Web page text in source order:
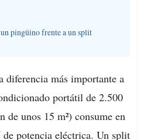
pingüino frente a un split
diferencia más importante a
portátil de 2.500
de unos 15 m²) consume en
de potencia eléctrica. Un split